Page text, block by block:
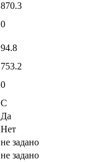
870.3
0
94.8
753.2
0
C
Да
Нет
не задано
не задано